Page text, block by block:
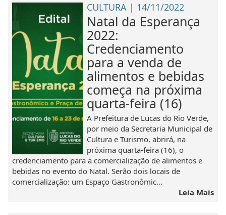
CULTURA | 14/11/2022
Natal da Esperança
2022:
Credenciamento
para a venda de
alimentos e bebidas
começa na próxima
quarta-feira (16)
A Prefeitura de Lucas do Rio Verde,
por meio da Secretaria Municipal de
Cultura e Turismo, abrirá, na
próxima quarta-feira (16), o
credenciamento para a comercialização de alimentos e
bebidas no evento do Natal. Serão dois locais de
comercialização: um Espaço Gastronômic...
Leia Mais